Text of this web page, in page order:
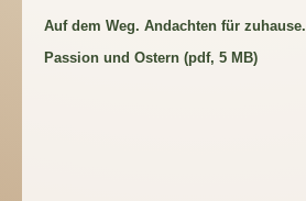
Auf dem Weg. Andachten für zuhause.
Passion und Ostern (pdf, 5 MB)